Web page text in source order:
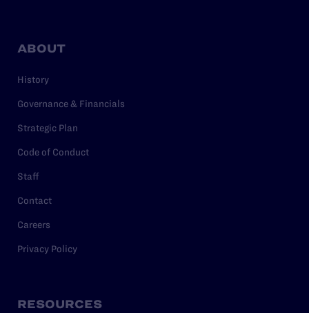
ABOUT
History
Governance & Financials
Strategic Plan
Code of Conduct
Staff
Contact
Careers
Privacy Policy
RESOURCES